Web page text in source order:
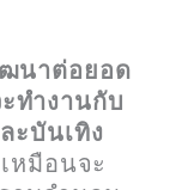
นาต่อยอด
ทำงานกับ
ะบันเทิง
หมือนจะ